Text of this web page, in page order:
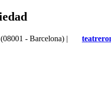
- Barcelona) |